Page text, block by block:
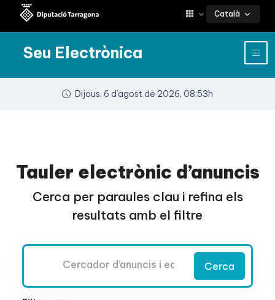
Català
Seu Electrònica
Dijous, 6 d’agost de 2026, 08:53h
Tauler electrònic d’anuncis
Cerca per paraules clau i refina els
resultats amb el filtre
Cerca